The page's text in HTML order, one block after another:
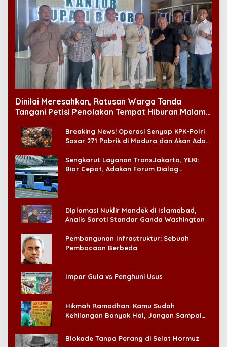
Dinilai Meresahkan, Ratusan Warga Tanda
Tangani Petisi Penolakan Tempat Hiburan Malam
Breaking News! Operasi Senyap KPK-Polri
Sasar 271 Pabrik di Madura dan Akan Ada
Sengkarut Layanan TransJakarta, YLKI:
Biar Cepat, Adakan Forum Dialog
Diplomasi Nuklir Mandek di Islamabad,
Analis Soroti Standar Ganda Washington
Pembangunan Infrastruktur: Sebuah
Pembacaan Berbeda
Impor Gula vs Penghuni Usus
Hikmah Ramadhan: Kamu Sudah
Kehilangan Banyak Hal, Jangan Sampai
Blokade Tanpa Perang di Selat Hormuz